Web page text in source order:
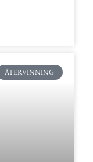
ÅTERVINNING